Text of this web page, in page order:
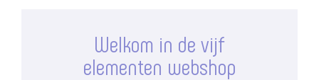
Welkom in de vijf
elementen webshop